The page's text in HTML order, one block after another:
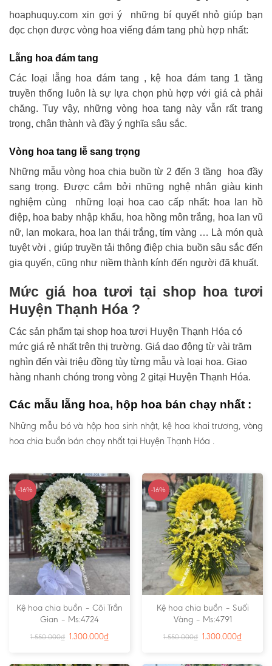
hoaphuquy.com xin gợi ý những bí quyết nhỏ giúp bạn
đọc chọn được vòng hoa viếng đám tang phù hợp nhất:
Lẵng hoa đám tang
Các loại lẵng hoa đám tang , kệ hoa đám tang 1 tầng
truyền thống luôn là sự lựa chọn phù hợp với giá cả phải
chăng. Tuy vậy, những vòng hoa tang này vẫn rất trang
trọng, chân thành và đầy ý nghĩa sâu sắc.
Vòng hoa tang lễ sang trọng
Những mẫu vòng hoa chia buồn từ 2 đến 3 tầng hoa đầy
sang trọng. Được cắm bởi những nghệ nhân giàu kinh
nghiệm cùng những loại hoa cao cấp nhất: hoa lan hồ
điệp, hoa baby nhập khẩu, hoa hồng môn trắng, hoa lan vũ
nữ, lan mokara, hoa lan thái trắng, tím vàng … Là món quà
tuyệt vời , giúp truyền tải thông điệp chia buồn sâu sắc đến
gia quyến, cũng như niềm thành kính đến người đã khuất.
Mức giá hoa tươi tại shop hoa tươi
Huyện Thạnh Hóa ?
Các sản phẩm tại shop hoa tươi Huyện Thạnh Hóa có
mức giá rẻ nhất trên thị trường. Giá dao động từ vài trăm
nghìn đến vài triệu đồng tùy từng mẫu và loại hoa. Giao
hàng nhanh chóng trong vòng 2 gitại Huyện Thạnh Hóa.
Các mẫu lẵng hoa, hộp hoa bán chạy nhất :
Những mẫu bó và hộp hoa sinh nhật, kệ hoa khai trương, vòng
hoa chia buồn bán chạy nhất tại Huyện Thạnh Hóa .
-16%
Kệ hoa chia buồn – Cõi Trần
Gian – Ms:4724
1.550.000₫ 1.300.000₫
-16%
Kệ hoa chia buồn – Suối
Vàng – Ms:4791
1.550.000₫ 1.300.000₫